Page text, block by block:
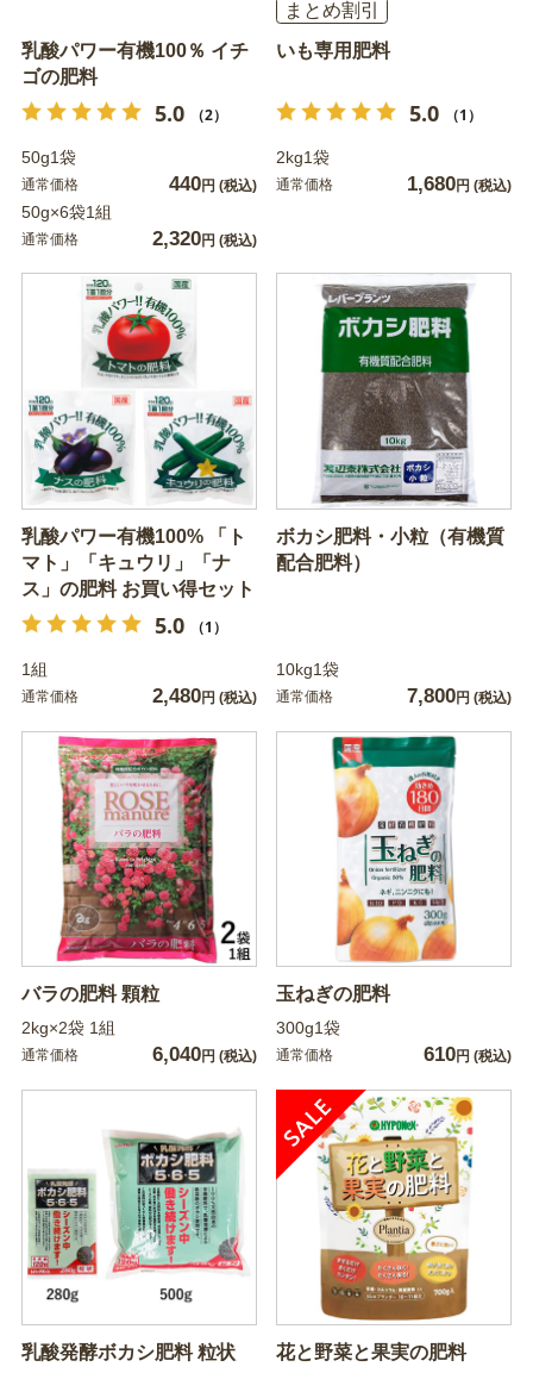
乳酸パワー有機100％ イチ
ゴの肥料
5.0 （2）
50g1袋
通常価格 440円 (税込)
50g×6袋1組
通常価格 2,320円 (税込)
まとめ割引
いも専用肥料
5.0 （1）
2kg1袋
通常価格 1,680円 (税込)
乳酸パワー有機100% 「ト
マト」「キュウリ」「ナ
ス」の肥料 お買い得セット
5.0 （1）
1組
通常価格 2,480円 (税込)
ボカシ肥料・小粒（有機質
配合肥料）
10kg1袋
通常価格 7,800円 (税込)
バラの肥料 顆粒
2kg×2袋 1組
通常価格 6,040円 (税込)
玉ねぎの肥料
300g1袋
通常価格 610円 (税込)
乳酸発酵ボカシ肥料 粒状 花と野菜と果実の肥料